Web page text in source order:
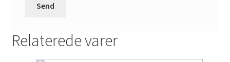
Relaterede varer